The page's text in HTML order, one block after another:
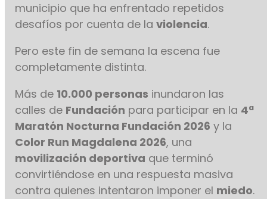
municipio que ha enfrentado repetidos
desafíos por cuenta de laviolencia.
Pero este fin de semana la escena fue
completamente distinta.
Más de 10.000 personas inundaron las
calles de Fundación para participar en la 4ª
Maratón Nocturna Fundación 2026 y la
Color Run Magdalena 2026, una
movilización deportiva que terminó
convirtiéndose en una respuesta masiva
contra quienes intentaron imponer el miedo.